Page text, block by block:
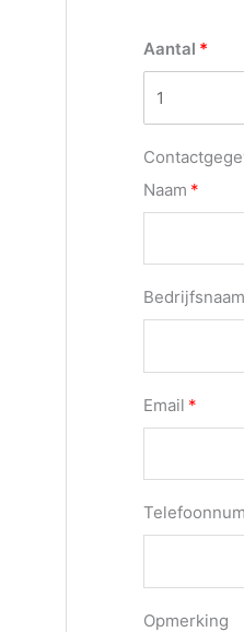
Aantal
Naam
Bedrijfsnaam
Email
Opmerking